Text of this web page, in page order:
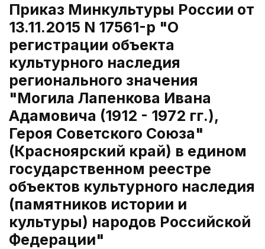
Приказ Минкультуры России от
13.11.2015 N 17561-р "О
регистрации объекта
культурного наследия
регионального значения
"Могила Лапенкова Ивана
Адамовича (1912 - 1972 гг.),
Героя Советского Союза"
(Красноярский край) в едином
государственном реестре
объектов культурного наследия
(памятников истории и
культуры) народов Российской
Федерации"